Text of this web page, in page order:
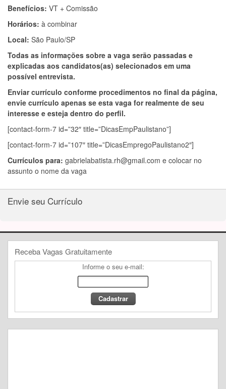
Benefícios: VT + Comissão
Horários: à combinar
Local: São Paulo/SP
Todas as informações sobre a vaga serão passadas e
explicadas aos candidatos(as) selecionados em uma
possível entrevista.
Enviar currículo conforme procedimentos no final da página,
envie currículo apenas se esta vaga for realmente de seu
interesse e esteja dentro do perfil.
[contact-form-7 id=”32″ title=”DicasEmpPaulistano”]
[contact-form-7 id=”107″ title=”DicasEmpregoPaulistano2″]
Currículos para: gabrielabatista.rh@gmail.com e colocar no
assunto o nome da vaga
Envie seu Currículo
Receba Vagas Gratuitamente
Informe o seu e-mail: